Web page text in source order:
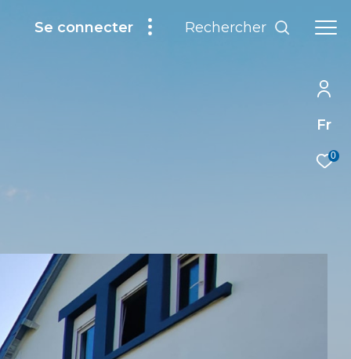
Fr
0
Se connecter Rechercher